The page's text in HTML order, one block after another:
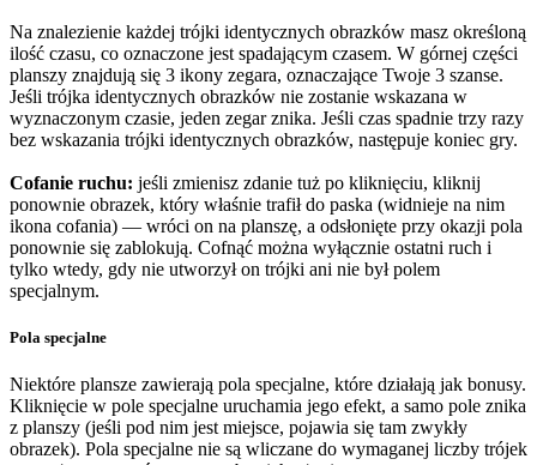
Na znalezienie każdej trójki identycznych obrazków masz określoną
ilość czasu, co oznaczone jest spadającym czasem. W górnej części
planszy znajdują się 3 ikony zegara, oznaczające Twoje 3 szanse.
Jeśli trójka identycznych obrazków nie zostanie wskazana w
wyznaczonym czasie, jeden zegar znika. Jeśli czas spadnie trzy razy
bez wskazania trójki identycznych obrazków, następuje koniec gry.
Cofanie ruchu: jeśli zmienisz zdanie tuż po kliknięciu, kliknij
ponownie obrazek, który właśnie trafił do paska (widnieje na nim
ikona cofania) — wróci on na planszę, a odsłonięte przy okazji pola
ponownie się zablokują. Cofnąć można wyłącznie ostatni ruch i
tylko wtedy, gdy nie utworzył on trójki ani nie był polem
specjalnym.
Pola specjalne
Niektóre plansze zawierają pola specjalne, które działają jak bonusy.
Kliknięcie w pole specjalne uruchamia jego efekt, a samo pole znika
z planszy (jeśli pod nim jest miejsce, pojawia się tam zwykły
obrazek). Pola specjalne nie są wliczane do wymaganej liczby trójek